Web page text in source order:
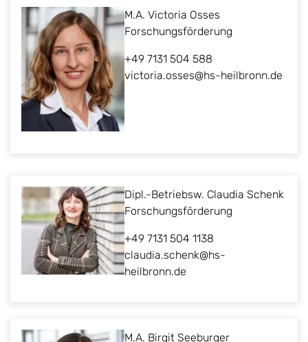
M.A. Victoria Osses
Forschungsförderung
+49 7131 504 588
victoria.osses@hs-heilbronn.de
Dipl.-Betriebsw. Claudia Schenk
Forschungsförderung
+49 7131 504 1138
claudia.schenk@hs-
heilbronn.de
M.A. Birgit Seeburger